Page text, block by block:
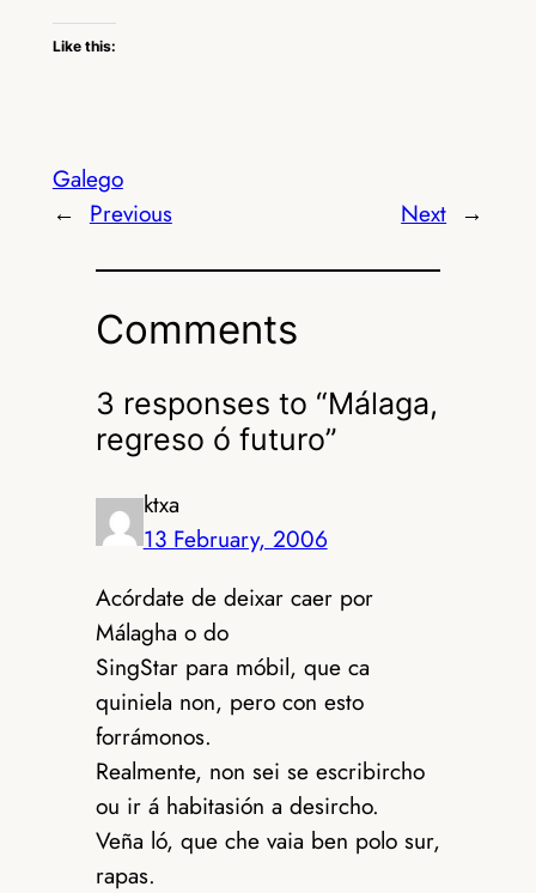
Like this:
Galego
← Previous Next →
Comments
3 responses to “Málaga,
regreso ó futuro”
ktxa
13 February, 2006
Acórdate de deixar caer por
Málagha o do
SingStar para móbil, que ca
quiniela non, pero con esto
forrámonos.
Realmente, non sei se escribircho
ou ir á habitasión a desircho.
Veña ló, que che vaia ben polo sur,
rapas.